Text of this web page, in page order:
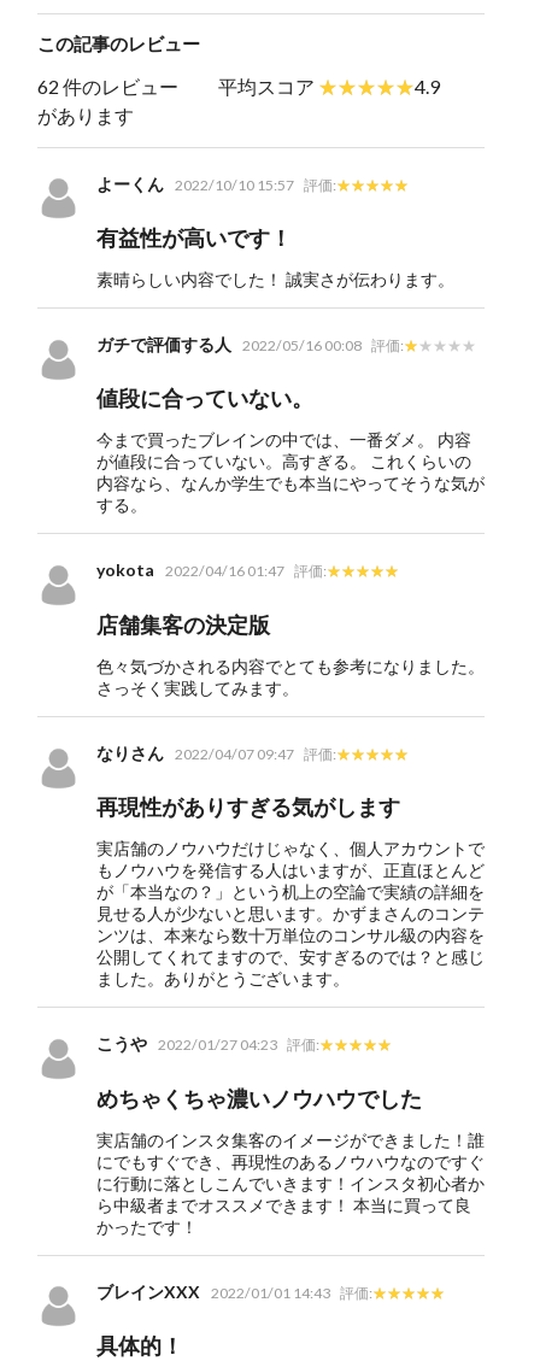
この記事のレビュー
62 件のレビュー
があります
平均スコア 4.9
よーくん 2022/10/10 15:57 評価:
有益性が高いです！
素晴らしい内容でした！ 誠実さが伝わります。
ガチで評価する人 2022/05/16 00:08 評価:
値段に合っていない。
今まで買ったブレインの中では、一番ダメ。 内容
が値段に合っていない。高すぎる。 これくらいの
内容なら、なんか学生でも本当にやってそうな気が
する。
yokota 2022/04/16 01:47 評価:
店舗集客の決定版
色々気づかされる内容でとても参考になりました。
さっそく実践してみます。
なりさん 2022/04/07 09:47 評価:
再現性がありすぎる気がします
実店舗のノウハウだけじゃなく、個人アカウントで
もノウハウを発信する人はいますが、正直ほとんど
が「本当なの？」という机上の空論で実績の詳細を
見せる人が少ないと思います。かずまさんのコンテ
ンツは、本来なら数十万単位のコンサル級の内容を
公開してくれてますので、安すぎるのでは？と感じ
ました。ありがとうございます。
こうや 2022/01/27 04:23 評価:
めちゃくちゃ濃いノウハウでした
実店舗のインスタ集客のイメージができました！誰
にでもすぐでき、再現性のあるノウハウなのですぐ
に行動に落としこんでいきます！インスタ初心者か
ら中級者までオススメできます！ 本当に買って良
かったです！
ブレインXXX 2022/01/01 14:43 評価:
具体的！